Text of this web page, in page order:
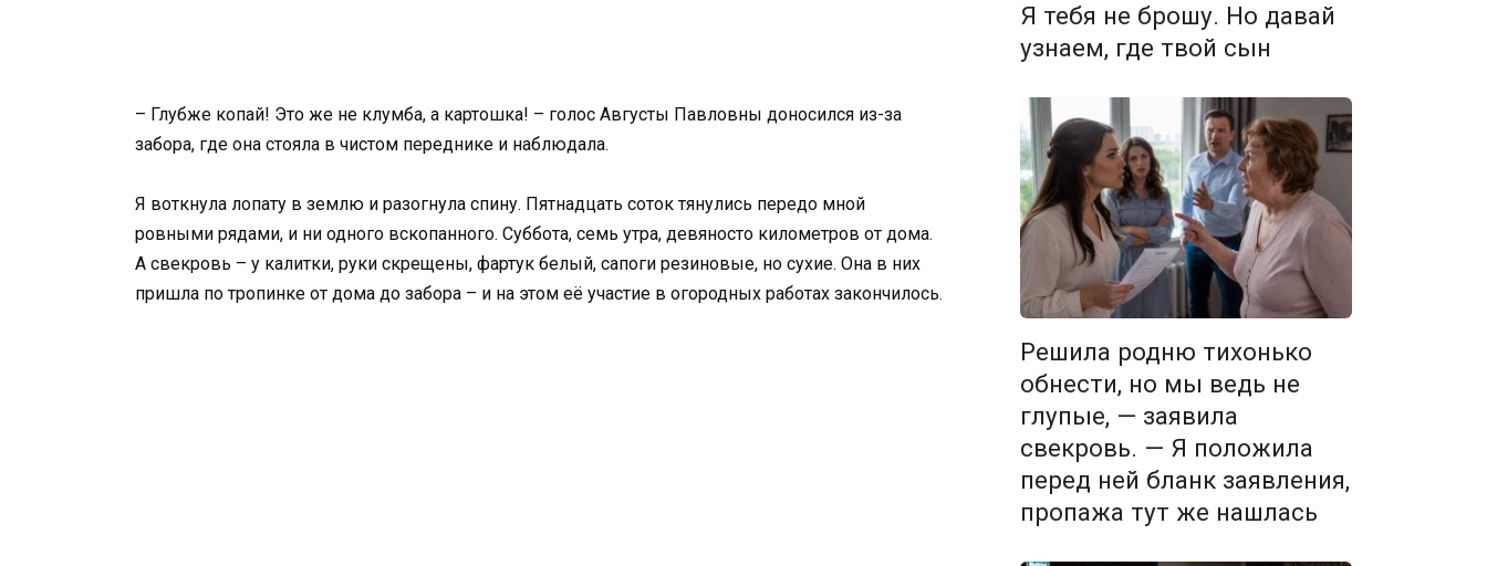
– Глубже копай! Это же не клумба, а картошка! – голос Августы Павловны доносился из-за
забора, где она стояла в чистом переднике и наблюдала.
Я воткнула лопату в землю и разогнула спину. Пятнадцать соток тянулись передо мной
ровными рядами, и ни одного вскопанного. Суббота, семь утра, девяносто километров от дома.
А свекровь – у калитки, руки скрещены, фартук белый, сапоги резиновые, но сухие. Она в них
пришла по тропинке от дома до забора – и на этом её участие в огородных работах закончилось.
Я тебя не брошу. Но давай
узнаем, где твой сын
Решила родню тихонько
обнести, но мы ведь не
глупые, — заявила
свекровь. — Я положила
перед ней бланк заявления,
пропажа тут же нашлась